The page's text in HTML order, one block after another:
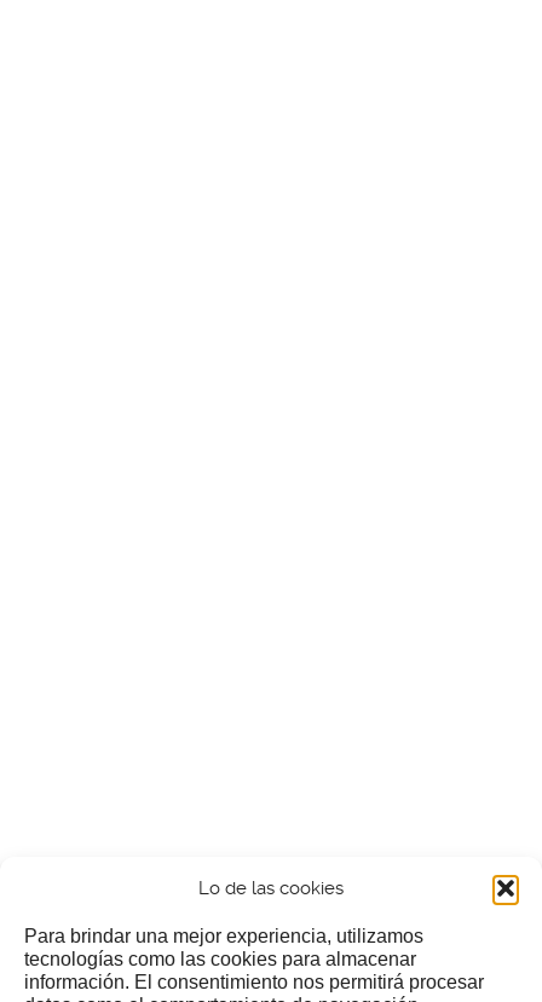
Lo de las cookies
Para brindar una mejor experiencia, utilizamos
tecnologías como las cookies para almacenar
información. El consentimiento nos permitirá procesar